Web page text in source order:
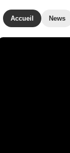
Accueil News